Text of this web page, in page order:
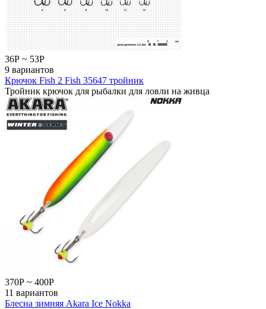
36Р ~ 53Р
9 вариантов
Крючок Fish 2 Fish 35647 тройник
Тройник крючок для рыбалки для ловли на живца
370Р ~ 400Р
11 вариантов
Блесна зимняя Akara Ice Nokka